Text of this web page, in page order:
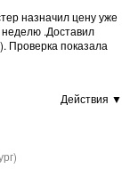
назначил цену уже
.Доставил
Проверка показала
Действия ▼